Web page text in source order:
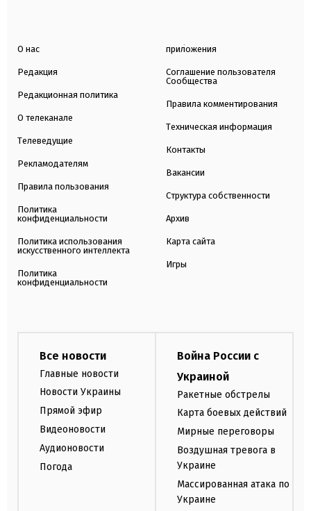
О нас
Редакция
Редакционная политика
О телеканале
Телеведущие
Рекламодателям
Правила пользования
Политика
конфиденциальности
Политика использования
искусственного интеллекта
Политика
конфиденциальности
приложения
Соглашение пользователя
Сообщества
Правила комментирования
Техническая информация
Контакты
Вакансии
Структура собственности
Архив
Карта сайта
Игры
Все новости
Главные новости
Новости Украины
Прямой эфир
Видеоновости
Аудионовости
Погода
Война России с
Украиной
Ракетные обстрелы
Карта боевых действий
Мирные переговоры
Воздушная тревога в
Украине
Массированная атака по
Украине